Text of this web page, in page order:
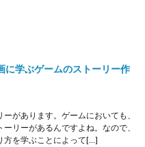
に学ぶゲームのストーリー作
があります。ゲームにおいても、
リーがあるんですよね。なので、
方を学ぶことによって[…]